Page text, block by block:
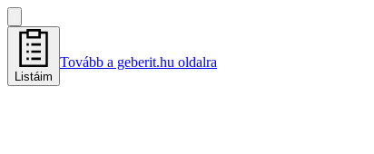
Listáim
Tovább a geberit.hu oldalra